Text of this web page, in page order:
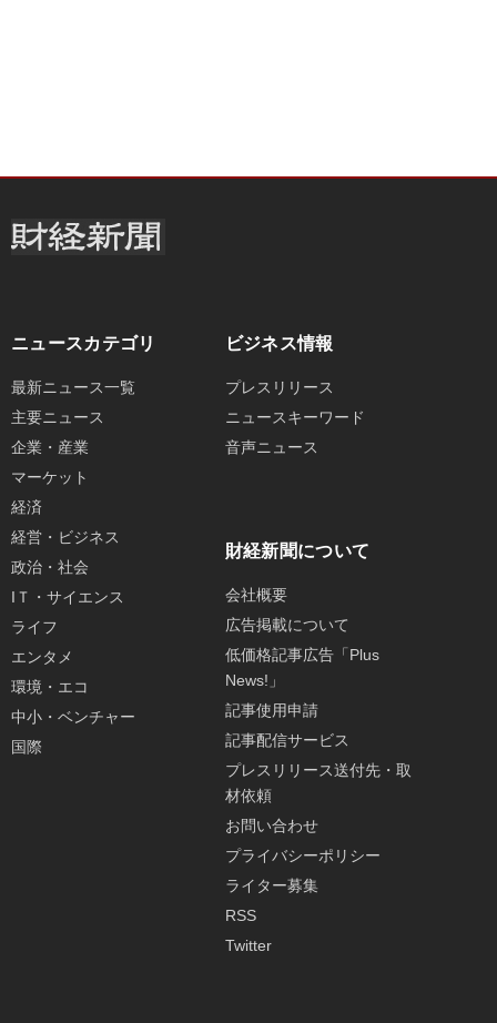
ニュースカテゴリ
最新ニュース一覧
主要ニュース
企業・産業
マーケット
経済
経営・ビジネス
政治・社会
IＴ・サイエンス
ライフ
エンタメ
環境・エコ
中小・ベンチャー
国際
ビジネス情報
プレスリリース
ニュースキーワード
音声ニュース
財経新聞について
会社概要
広告掲載について
低価格記事広告「Plus
News!」
記事使用申請
記事配信サービス
プレスリリース送付先・取
材依頼
お問い合わせ
プライバシーポリシー
ライター募集
RSS
Twitter